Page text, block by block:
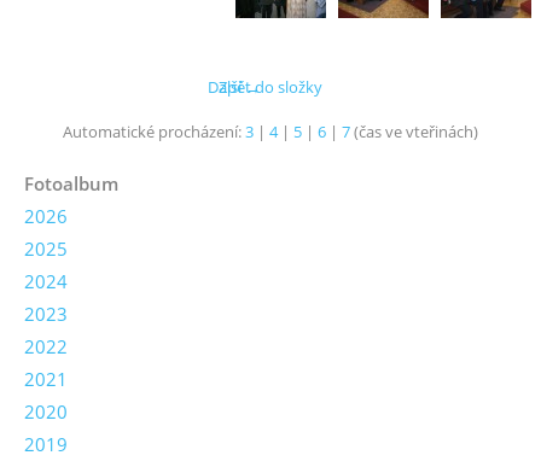
Další →
Zpět do složky
Automatické procházení:3 | 4| 5 | 6 | 7(čas ve vteřinách)
Fotoalbum
2026
2025
2024
2023
2022
2021
2020
2019